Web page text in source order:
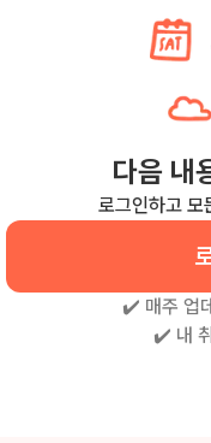
다음 내
로그인하고 모
✔️ 매주 업
✔️ 내